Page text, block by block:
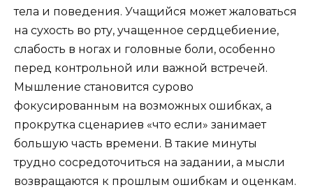
тела и поведения. Учащийся может жаловаться
на сухость во рту, учащенное сердцебиение,
слабость в ногах и головные боли, особенно
перед контрольной или важной встречей.
Мышление становится сурово
фокусированным на возможных ошибках, а
прокрутка сценариев «что если» занимает
большую часть времени. В такие минуты
трудно сосредоточиться на задании, а мысли
возвращаются к прошлым ошибкам и оценкам.